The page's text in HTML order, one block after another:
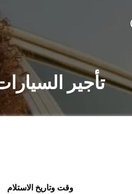
تأجير
وقت وتاريخ الاستلام